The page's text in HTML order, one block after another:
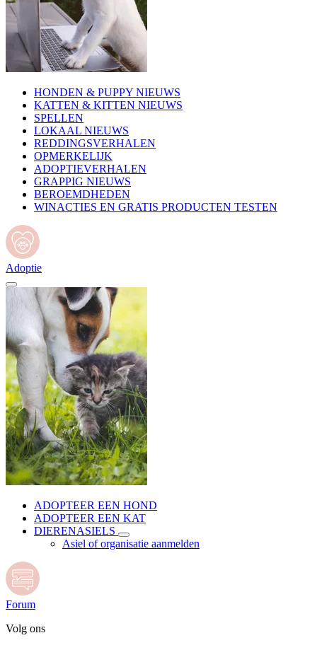
HONDEN & PUPPY NIEUWS
KATTEN & KITTEN NIEUWS
SPELLEN
LOKAAL NIEUWS
REDDINGSVERHALEN
OPMERKELIJK
ADOPTIEVERHALEN
GRAPPIG NIEUWS
BEROEMDHEDEN
WINACTIES EN GRATIS PRODUCTEN TESTEN
Adoptie
ADOPTEER EEN HOND
ADOPTEER EEN KAT
DIERENASIELS
Asiel of organisatie aanmelden
Forum
Volg ons